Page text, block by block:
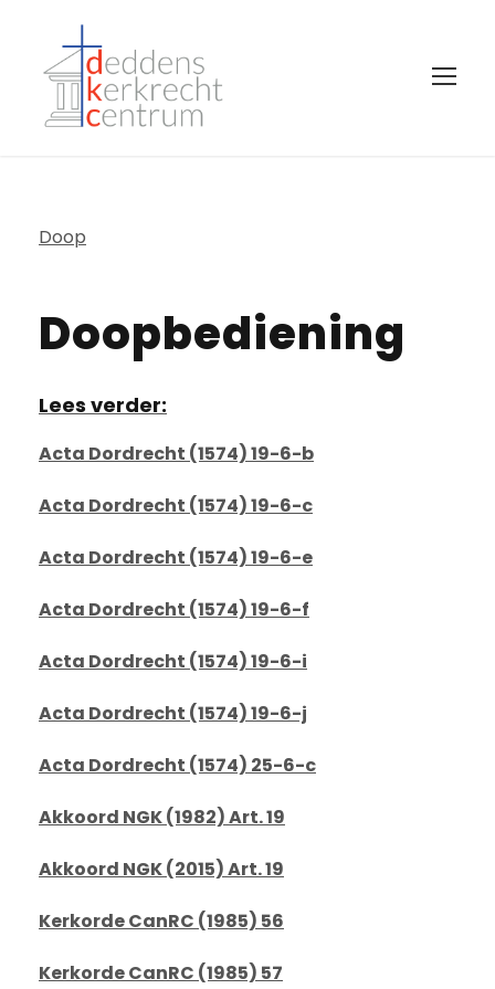
Doop
Doopbediening
Lees verder:
Acta Dordrecht (1574) 19-6-b
Acta Dordrecht (1574) 19-6-c
Acta Dordrecht (1574) 19-6-e
Acta Dordrecht (1574) 19-6-f
Acta Dordrecht (1574) 19-6-i
Acta Dordrecht (1574) 19-6-j
Acta Dordrecht (1574) 25-6-c
Akkoord NGK (1982) Art. 19
Akkoord NGK (2015) Art. 19
Kerkorde CanRC (1985) 56
Kerkorde CanRC (1985) 57